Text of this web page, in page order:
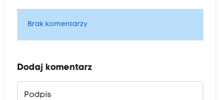
Brak komentarzy
Dodaj komentarz
Podpis